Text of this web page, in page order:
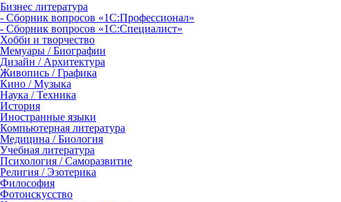
Бизнес литература
- Сборник вопросов «1С:Профессионал»
- Сборник вопросов «1С:Специалист»
Хобби и творчество
Мемуары / Биографии
Дизайн / Архитектура
Живопись / Графика
Кино / Музыка
Наука / Техника
История
Иностранные языки
Компьютерная литература
Медицина / Биология
Учебная литература
Психология / Саморазвитие
Религия / Эзотерика
Философия
Фотоискусство